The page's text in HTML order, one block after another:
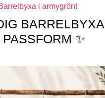
BARRELBYXA
✨